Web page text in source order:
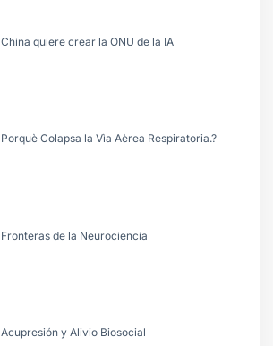
China quiere crear la ONU de la IA
Porquè Colapsa la Vìa Aèrea Respiratoria.?
Fronteras de la Neurociencia
Acupresión y Alivio Biosocial